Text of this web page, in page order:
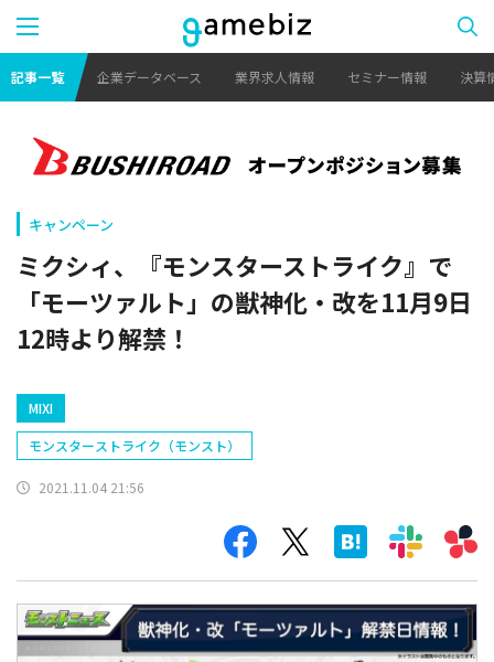
記事一覧 企業データベース 業界求人情報 セミナー情報 決算
キャンペーン
ミクシィ、『モンスターストライク』で
「モーツァルト」の獣神化・改を11月9日
12時より解禁！
MIXI
モンスターストライク（モンスト）
2021.11.04 21:56